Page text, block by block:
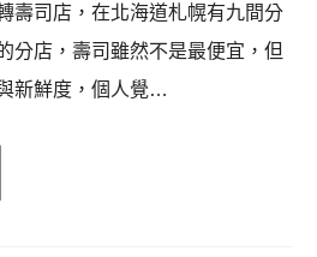
壽司店，在北海道札幌有九間分
分店，壽司雖然不是最便宜，但
新鮮度，個人覺…